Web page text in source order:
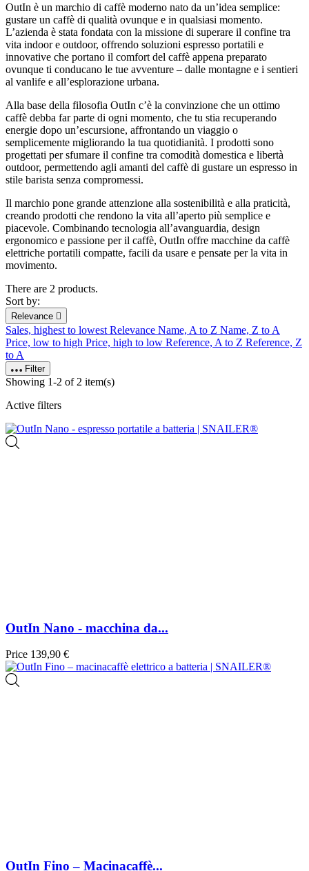
OutIn è un marchio di caffè moderno nato da un’idea semplice:
gustare un caffè di qualità ovunque e in qualsiasi momento.
L’azienda è stata fondata con la missione di superare il confine tra
vita indoor e outdoor, offrendo soluzioni espresso portatili e
innovative che portano il comfort del caffè appena preparato
ovunque ti conducano le tue avventure – dalle montagne e i sentieri
al vanlife e all’esplorazione urbana.
Alla base della filosofia OutIn c’è la convinzione che un ottimo
caffè debba far parte di ogni momento, che tu stia recuperando
energie dopo un’escursione, affrontando un viaggio o
semplicemente migliorando la tua quotidianità. I prodotti sono
progettati per sfumare il confine tra comodità domestica e libertà
outdoor, permettendo agli amanti del caffè di gustare un espresso in
stile barista senza compromessi.
Il marchio pone grande attenzione alla sostenibilità e alla praticità,
creando prodotti che rendono la vita all’aperto più semplice e
piacevole. Combinando tecnologia all’avanguardia, design
ergonomico e passione per il caffè, OutIn offre macchine da caffè
elettriche portatili compatte, facili da usare e pensate per la vita in
movimento.
There are 2 products.
Sort by:
Relevance 
Sales, highest to lowest Relevance Name, A to Z Name, Z to A
Price, low to high Price, high to low Reference, A to Z Reference, Z
to A
Filter
Showing 1-2 of 2 item(s)
Active filters
OutIn Nano - macchina da...
Price 139,90 €
OutIn Fino – Macinacaffè...